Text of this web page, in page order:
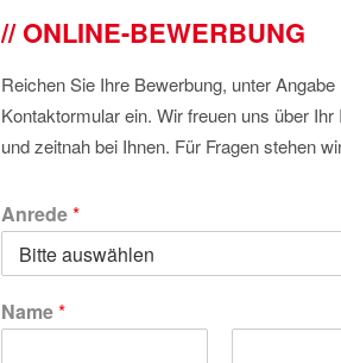
ONLINE-BEWERBUNG
Reichen Sie Ihre Bewerbung, unter
Kontaktormular ein. Wir freuen uns über
und zeitnah bei Ihnen. Für Fragen stehen
Anrede*
Name*